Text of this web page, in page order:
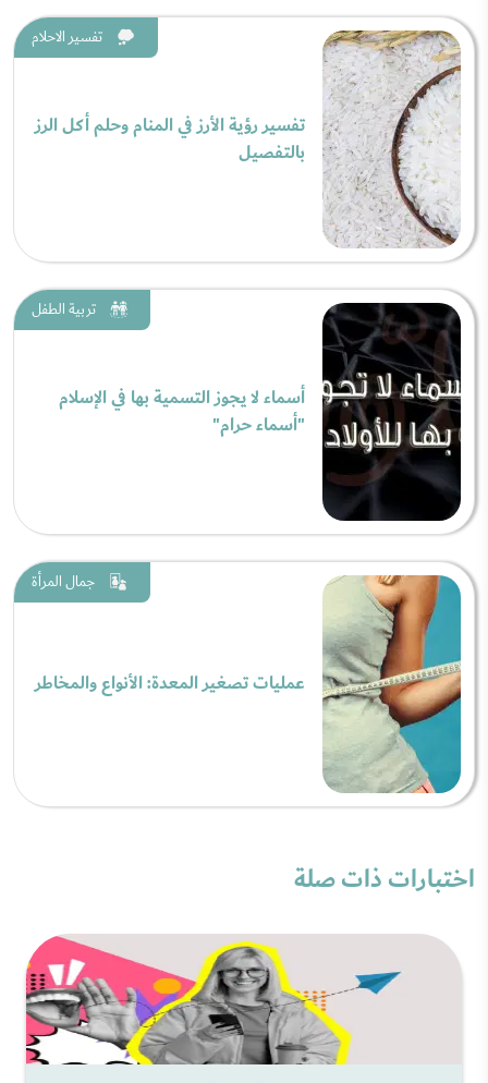
تفسير الاحلام
تفسير رؤية الأرز في المنام وحلم أكل الرز
بالتفصيل
تربية الطفل
أسماء لا يجوز التسمية بها في الإسلام
"أسماء حرام"
جمال المرأة
عمليات تصغير المعدة: الأنواع والمخاطر
اختبارات ذات صلة